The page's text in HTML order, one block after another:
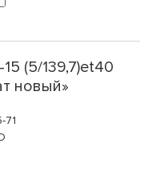
(5/139,7)et40
новый»
71